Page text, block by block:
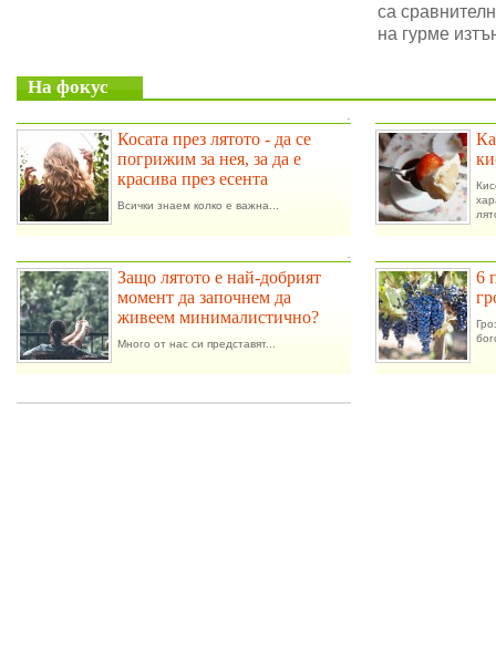
са
на гурме
На фокус
Косата през лятото - да се
погрижим за нея, за да е
красива през есента
Всички знаем колко е важна...
Защо лятото е най-добрият
момент да започнем да
живеем минималистично?
Много от нас си представят...
6